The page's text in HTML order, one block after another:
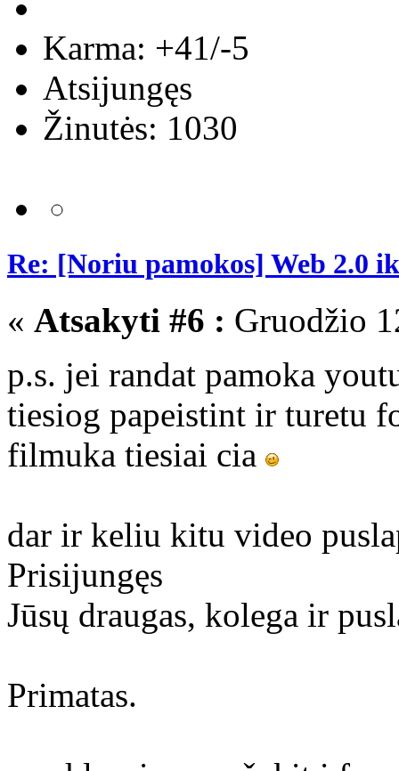
Karma: +41/-5
Atsijungęs
Žinutės: 1030
Re: [Noriu pamokos] Web 2.0
« Atsakyti #6 : Gruodžio
p.s. jei randat pamoka
tiesiog papeistint ir turetu
filmuka tiesiai cia
dar ir keliu kitu video
Prisijungęs
Jūsų draugas, kolega ir
Primatas.